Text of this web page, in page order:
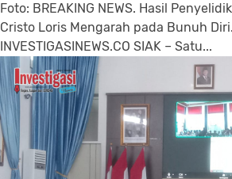
Foto: BREAKING NEWS. Hasil
Cristo Loris Mengarah pada Bunuh Diri.
INVESTIGASINEWS.CO SIAK – Satu...